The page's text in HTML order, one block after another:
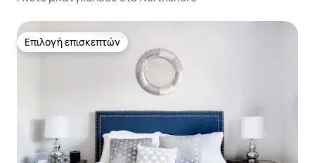
Επιλογή επισκεπτών
Επιλογή επισκεπτών